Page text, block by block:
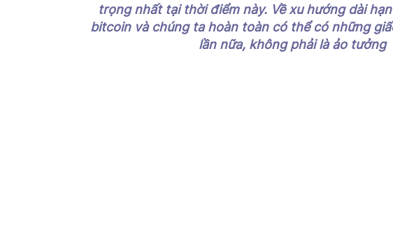
trọng nhất tại thời điểm này. Về xu hướng dài
bitcoin và chúng ta hoàn toàn có thể có những
lần nữa, không phải là ảo tưởng